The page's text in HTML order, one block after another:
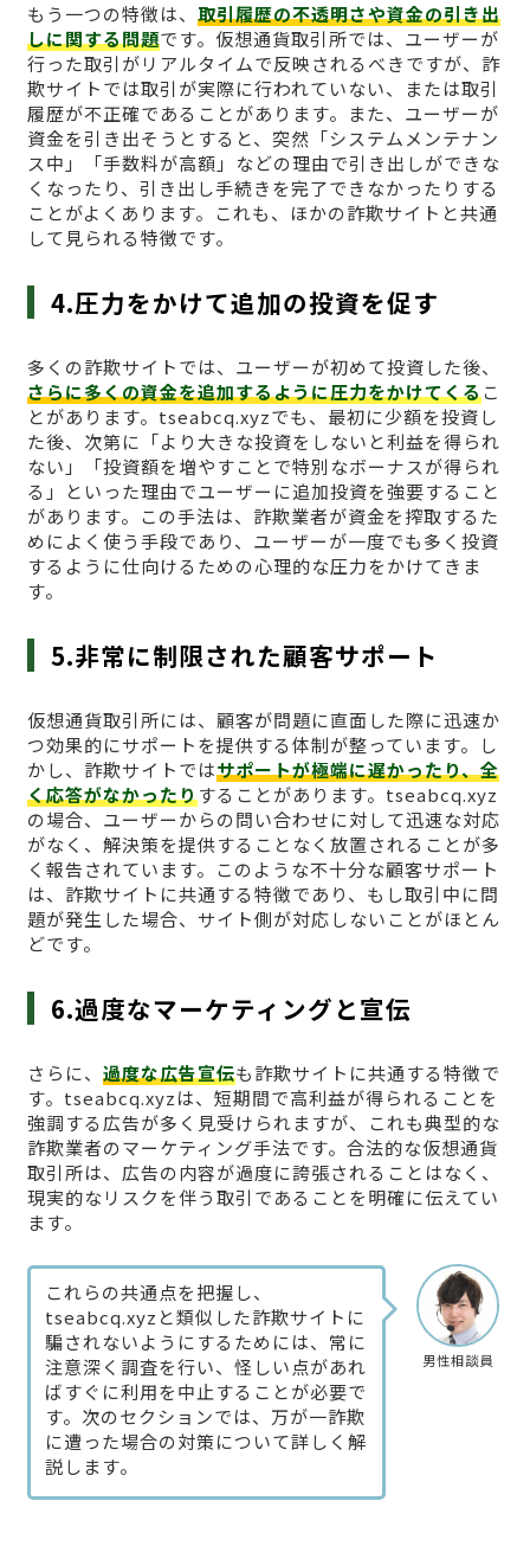
もう一つの特徴は、 取引履歴の不透明さや資金の引き出
しに関する問題です。仮想通貨取引所では、ユーザーが
行った取引がリアルタイムで反映されるべきですが、詐
欺サイトでは取引が実際に行われていない、または取引
履歴が不正確であることがあります。また、ユーザーが
資金を引き出そうとすると、突然「システムメンテナン
ス中」「手数料が高額」などの理由で引き出しができな
くなったり、引き出し手続きを完了できなかったりする
ことがよくあります。これも、ほかの詐欺サイトと共通
して見られる特徴です。
4.圧力をかけて追加の投資を促す
多くの詐欺サイトでは、ユーザーが初めて投資した後、
さらに多くの資金を追加するように圧力をかけてくるこ
とがあります。tseabcq.xyzでも、最初に少額を投資し
た後、次第に「より大きな投資をしないと利益を得られ
ない」「投資額を増やすことで特別なボーナスが得られ
る」といった理由でユーザーに追加投資を強要すること
があります。この手法は、詐欺業者が資金を搾取するた
めによく使う手段であり、ユーザーが一度でも多く投資
するように仕向けるための心理的な圧力をかけてきま
す。
5.非常に制限された顧客サポート
仮想通貨取引所には、顧客が問題に直面した際に迅速か
つ効果的にサポートを提供する体制が整っています。し
かし、詐欺サイトではサポートが極端に遅かったり、全
く応答がなかったりすることがあります。tseabcq.xyz
の場合、ユーザーからの問い合わせに対して迅速な対応
がなく、解決策を提供することなく放置されることが多
く報告されています。このような不十分な顧客サポート
は、詐欺サイトに共通する特徴であり、もし取引中に問
題が発生した場合、サイト側が対応しないことがほとん
どです。
6.過度なマーケティングと宣伝
さらに、 過度な広告宣伝も詐欺サイトに共通する特徴で
す。tseabcq.xyzは、短期間で高利益が得られることを
強調する広告が多く見受けられますが、これも典型的な
詐欺業者のマーケティング手法です。合法的な仮想通貨
取引所は、広告の内容が過度に誇張されることはなく、
現実的なリスクを伴う取引であることを明確に伝えてい
ます。
男性相談員
これらの共通点を把握し、
tseabcq.xyzと類似した詐欺サイトに
騙されないようにするためには、常に
注意深く調査を行い、怪しい点があれ
ばすぐに利用を中止することが必要で
す。次のセクションでは、万が一詐欺
に遭った場合の対策について詳しく解
説します。